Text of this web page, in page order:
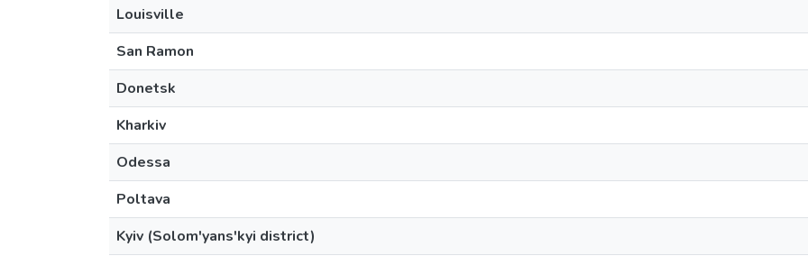
Louisville
San Ramon
Donetsk
Kharkiv
Odessa
Poltava
Kyiv (Solom'yans'kyi district)